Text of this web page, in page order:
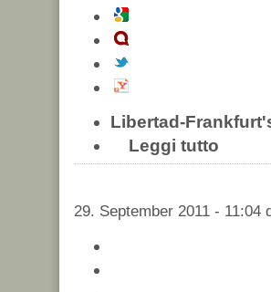
Libertad-
Leggi tutto
29. September 2011 - 11:04